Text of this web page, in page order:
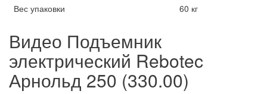
Вес упаковки
60 кг
Видео Подъемник
электрический Rebotec
Арнольд 250 (330.00)